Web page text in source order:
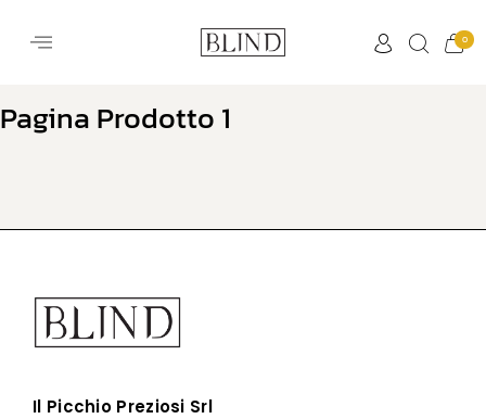
0
Pagina Prodotto 1
Il Picchio Preziosi Srl